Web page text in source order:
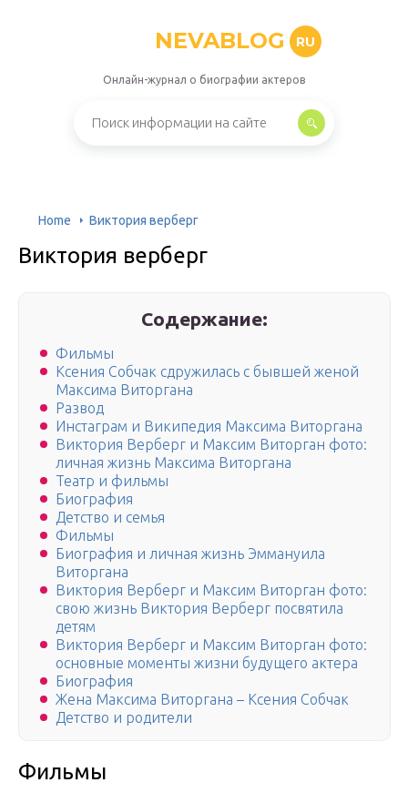
NEVABLOG RU
Онлайн-журнал о биографии актеров
Home Виктория верберг
Виктория верберг
Содержание:
Фильмы
Ксения Собчак сдружилась с бывшей женой
Максима Виторгана
Развод
Инстаграм и Википедия Максима Виторгана
Виктория Верберг и Максим Виторган фото:
личная жизнь Максима Виторгана
Театр и фильмы
Биография
Детство и семья
Фильмы
Биография и личная жизнь Эммануила
Виторгана
Виктория Верберг и Максим Виторган фото:
свою жизнь Виктория Верберг посвятила
детям
Виктория Верберг и Максим Виторган фото:
основные моменты жизни будущего актера
Биография
Жена Максима Виторгана – Ксения Собчак
Детство и родители
Фильмы